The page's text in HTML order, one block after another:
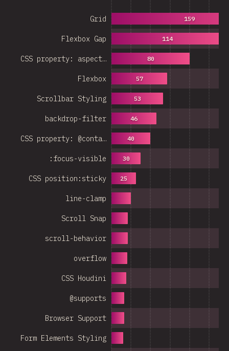
Form Elements Styling
Browser Support
@supports
CSS Houdini
overflow
scroll-behavior
Scroll Snap
line-clamp
CSS position:sticky
:focus-visible
CSS property: @conta…
backdrop-filter
Scrollbar Styling
Flexbox
CSS property: aspect…
Flexbox Gap
Grid
25
30
40
46
53
57
80
114
159